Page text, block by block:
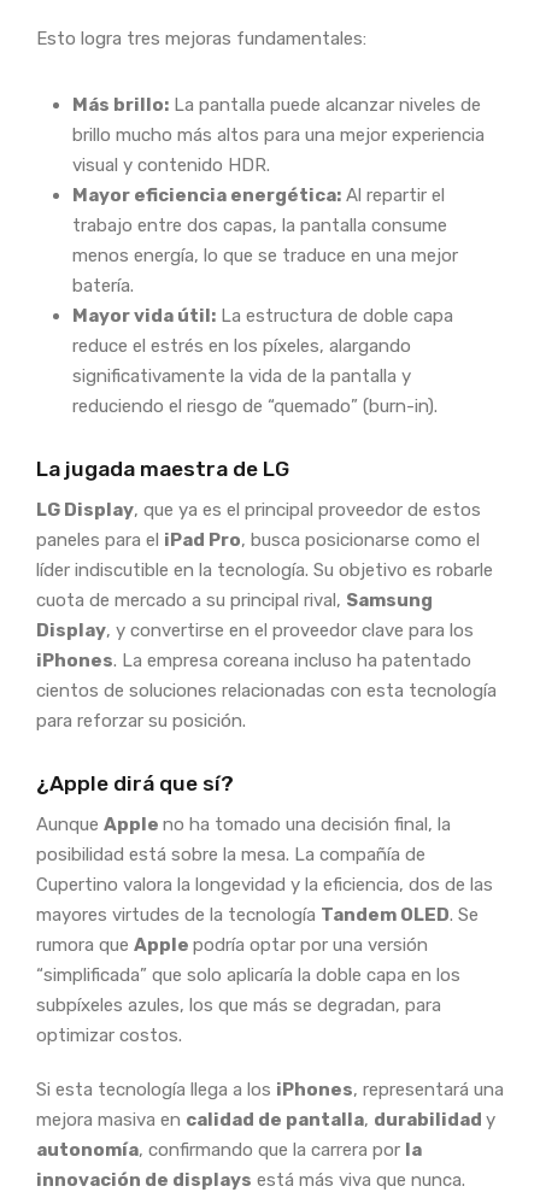
Esto logra tres mejoras fundamentales:
Más brillo: La pantalla puede alcanzar niveles de
brillo mucho más altos para una mejor experiencia
visual y contenido HDR.
Mayor eficiencia energética: Al repartir el
trabajo entre dos capas, la pantalla consume
menos energía, lo que se traduce en una mejor
batería.
Mayor vida útil: La estructura de doble capa
reduce el estrés en los píxeles, alargando
significativamente la vida de la pantalla y
reduciendo el riesgo de “quemado” (burn-in).
La jugada maestra de LG
LG Display, que ya es el principal proveedor de estos
paneles para el iPad Pro, busca posicionarse como el
líder indiscutible en la tecnología. Su objetivo es robarle
cuota de mercado a su principal rival, Samsung
Display, y convertirse en el proveedor clave para los
iPhones. La empresa coreana incluso ha patentado
cientos de soluciones relacionadas con esta tecnología
para reforzar su posición.
¿Apple dirá que sí?
Aunque Apple no ha tomado una decisión final, la
posibilidad está sobre la mesa. La compañía de
Cupertino valora la longevidad y la eficiencia, dos de las
mayores virtudes de la tecnología Tandem OLED. Se
rumora que Apple podría optar por una versión
“simplificada” que solo aplicaría la doble capa en los
subpíxeles azules, los que más se degradan, para
optimizar costos.
Si esta tecnología llega a los iPhones, representará una
mejora masiva en calidad de pantalla, durabilidad y
autonomía, confirmando que la carrera por la
innovación de displays está más viva que nunca.